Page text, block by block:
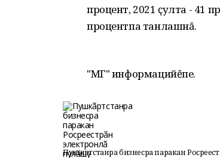
процент, 2021 ҫулта - 41
процентпа танлашнă.
"МГ" информацийĕпе.
Пушкӑртстанра бизнесра паракан